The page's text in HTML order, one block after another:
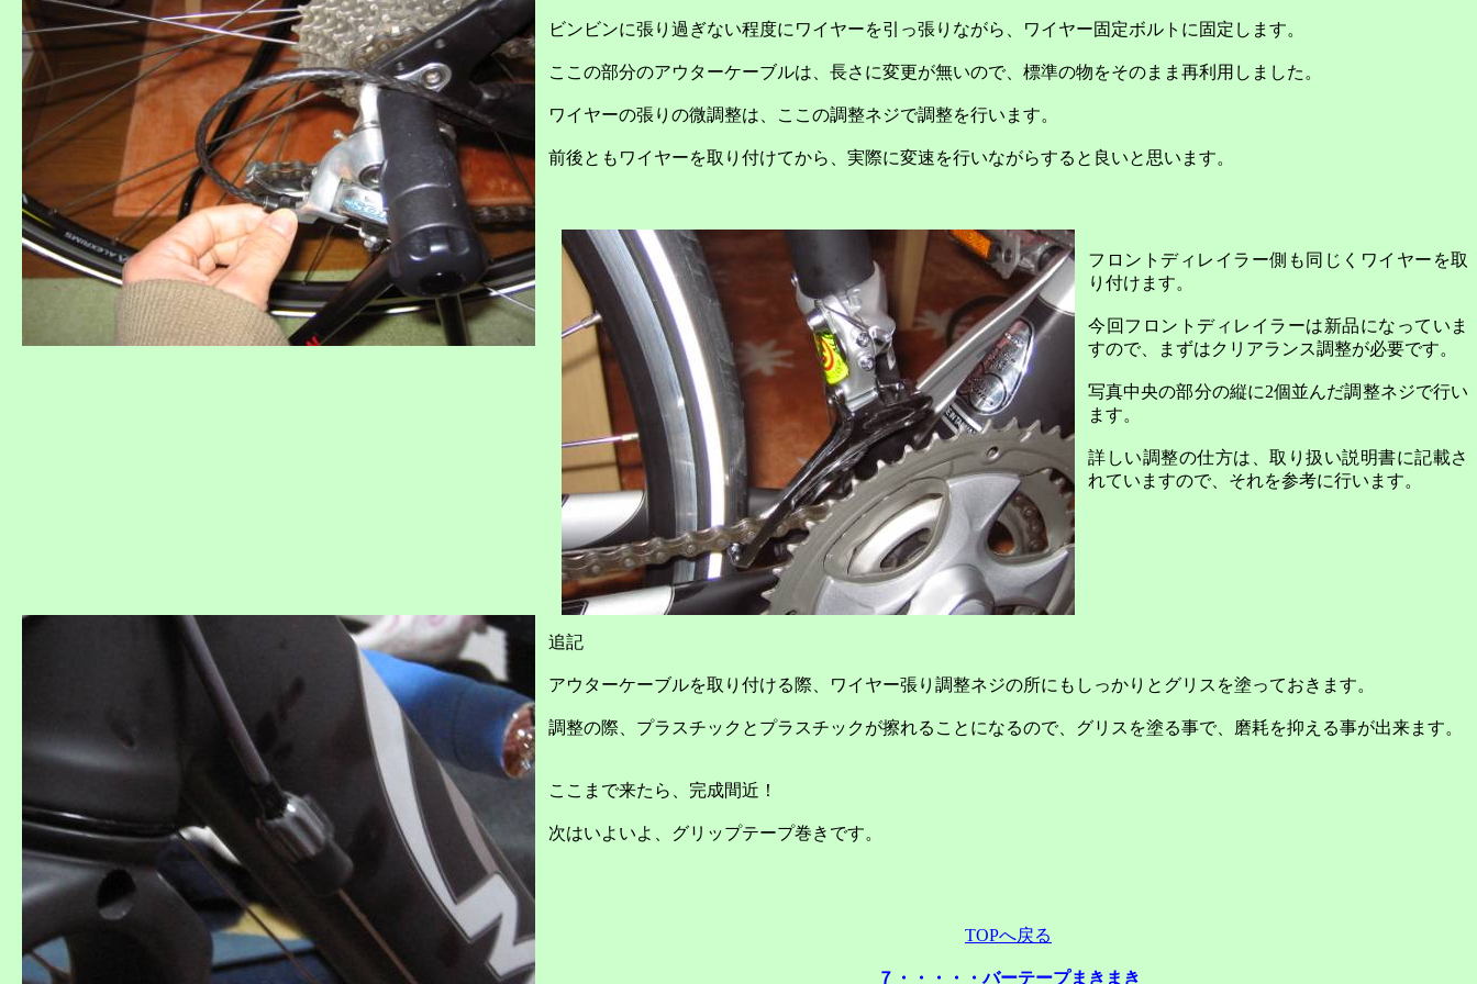
ビンビンに張り過ぎない程度にワイヤーを引っ張りながら、ワイヤー固定ボルトに固定します。
ここの部分のアウターケーブルは、長さに変更が無いので、標準の物をそのまま再利用しました。
ワイヤーの張りの微調整は、ここの調整ネジで調整を行います。
前後ともワイヤーを取り付けてから、実際に変速を行いながらすると良いと思います。
フロントディレイラー側も同じくワイヤーを取
り付けます。
今回フロントディレイラーは新品になっていま
すので、まずはクリアランス調整が必要です。
写真中央の部分の縦に2個並んだ調整ネジで行い
ます。
詳しい調整の仕方は、取り扱い説明書に記載さ
れていますので、それを参考に行います。
追記
アウターケーブルを取り付ける際、ワイヤー張り調整ネジの所にもしっかりとグリスを塗っておきます。
調整の際、プラスチックとプラスチックが擦れることになるので、グリスを塗る事で、磨耗を抑える事が出来ます。
ここまで来たら、完成間近！
次はいよいよ、グリップテープ巻きです。
TOPへ戻る
７・・・・・バーテープまきまき